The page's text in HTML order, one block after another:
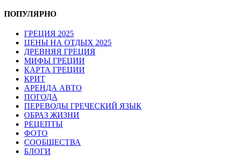
ПОПУЛЯРНО
ГРЕЦИЯ 2025
ЦЕНЫ НА ОТДЫХ 2025
ДРЕВНЯЯ ГРЕЦИЯ
МИФЫ ГРЕЦИИ
КАРТА ГРЕЦИИ
КРИТ
АРЕНДА АВТО
ПОГОДА
ПЕРЕВОДЫ ГРЕЧЕСКИЙ ЯЗЫК
ОБРАЗ ЖИЗНИ
РЕЦЕПТЫ
ФОТО
СООБЩЕСТВА
БЛОГИ